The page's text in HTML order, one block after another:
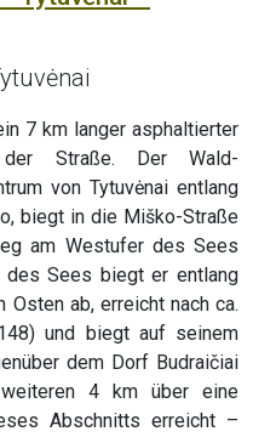
7 km langer asphaltierter
der Straße. Der Wald-
von Tytuvėnai entlang
biegt in die Miško-Straße
am Westufer des Sees
des Sees biegt er entlang
Osten ab, erreicht nach ca.
und biegt auf seinem
dem Dorf Budraičiai
4 km über eine
Abschnitts erreicht –